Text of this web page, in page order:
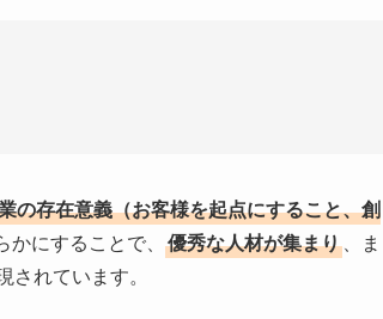
の存在意義（お客様を起点にすること、創
かにすることで、 優秀な人材が集まり、ま
れています。